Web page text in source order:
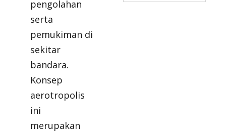
pengolahan
serta
pemukiman di
sekitar
bandara.
Konsep
aerotropolis
ini
merupakan